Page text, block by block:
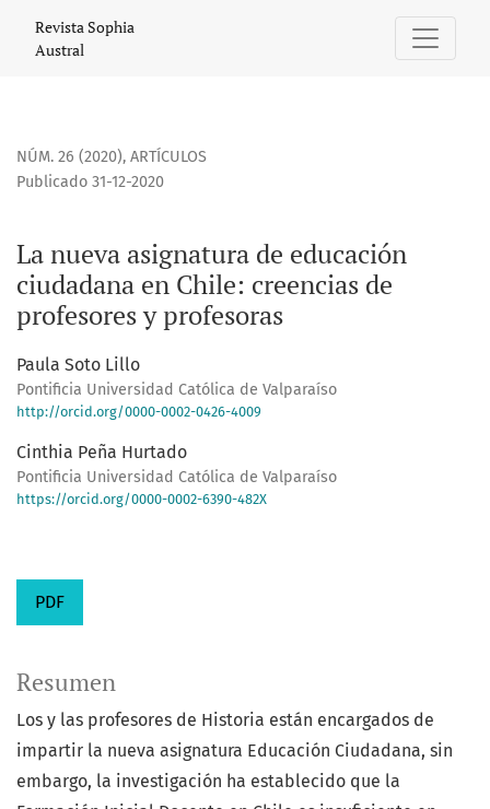
La nueva asignatura de educación ciudadana en Chile:
Revista Sophia
Austral
NÚM. 26 (2020), ARTÍCULOS
La nueva asignatura de educación
ciudadana en Chile: creencias de
profesores y profesoras
Publicado 31-12-2020
Paula Soto Lillo
Pontificia Universidad Católica de Valparaíso
http://orcid.org/0000-0002-0426-4009
Cinthia Peña Hurtado
Pontificia Universidad Católica de Valparaíso
https://orcid.org/0000-0002-6390-482X
PDF
Resumen
Los y las profesores de Historia están encargados de
impartir la nueva asignatura Educación Ciudadana, sin
embargo, la investigación ha establecido que la